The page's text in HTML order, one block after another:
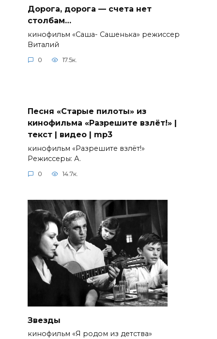
Дорога, дорога — счета нет
столбам…
кинофильм «Саша- Сашенька» режиссер
Виталий
0 17.5к.
Песня «Старые пилоты» из
кинофильма «Разрешите взлёт!» |
текст | видео | mp3
кинофильм «Разрешите взлёт!»
Режиссеры: А.
0 14.7к.
Звезды
кинофильм «Я родом из детства»